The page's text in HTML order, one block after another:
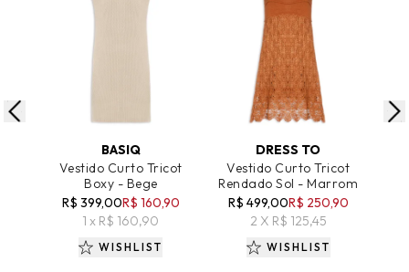
ADICIONAR AO CARRINHO
BASIQ
Vestido Curto Tricot
Boxy - Bege
R$ 399,00R$ 160,90
1 x R$ 160,90
WISHLIST
ADICIONAR AO CARRINHO
DRESS TO
Vestido Curto Tricot
Rendado Sol - Marrom
R$ 499,00R$ 250,90
2 X R$ 125,45
WISHLIST